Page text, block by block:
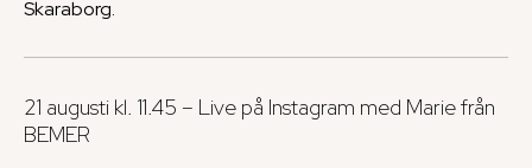
Skaraborg.
21 augusti kl. 11.45 – Live på Instagram med Marie från
BEMER